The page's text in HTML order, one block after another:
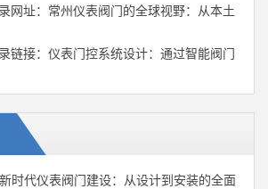
网址：常州仪表阀门的全球视野：从本土
链接：仪表门控系统设计：通过智能阀门
时代仪表阀门建设：从设计到安装的全面